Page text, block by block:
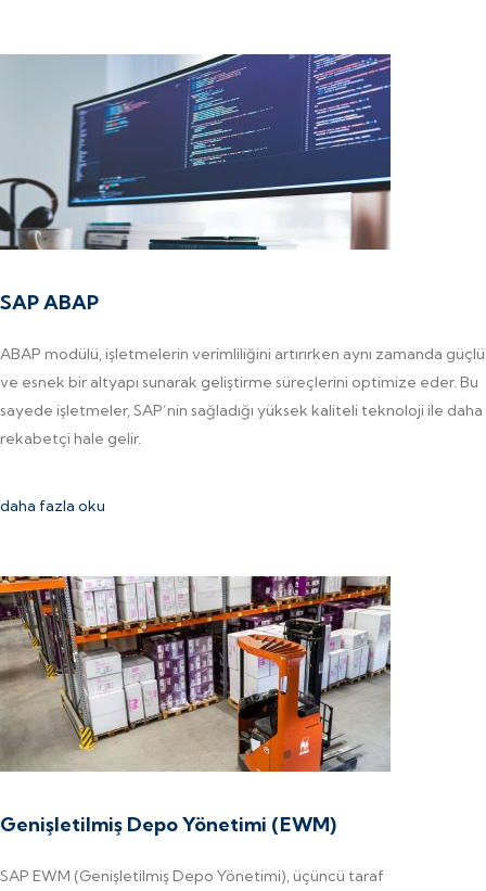
SAP ABAP
ABAP modülü, işletmelerin verimliliğini artırırken aynı zamanda güçlü
ve esnek bir altyapı sunarak geliştirme süreçlerini optimize eder. Bu
sayede işletmeler, SAP’nin sağladığı yüksek kaliteli teknoloji ile daha
rekabetçi hale gelir.
daha fazla oku
Genişletilmiş Depo Yönetimi (EWM)
SAP EWM (Genişletilmiş Depo Yönetimi), üçüncü taraf